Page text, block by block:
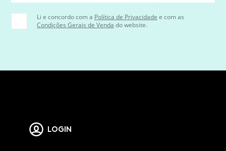
Li e concordo com a Política de Privacidade e com as
Condições Gerais de Venda do website.
LOGIN